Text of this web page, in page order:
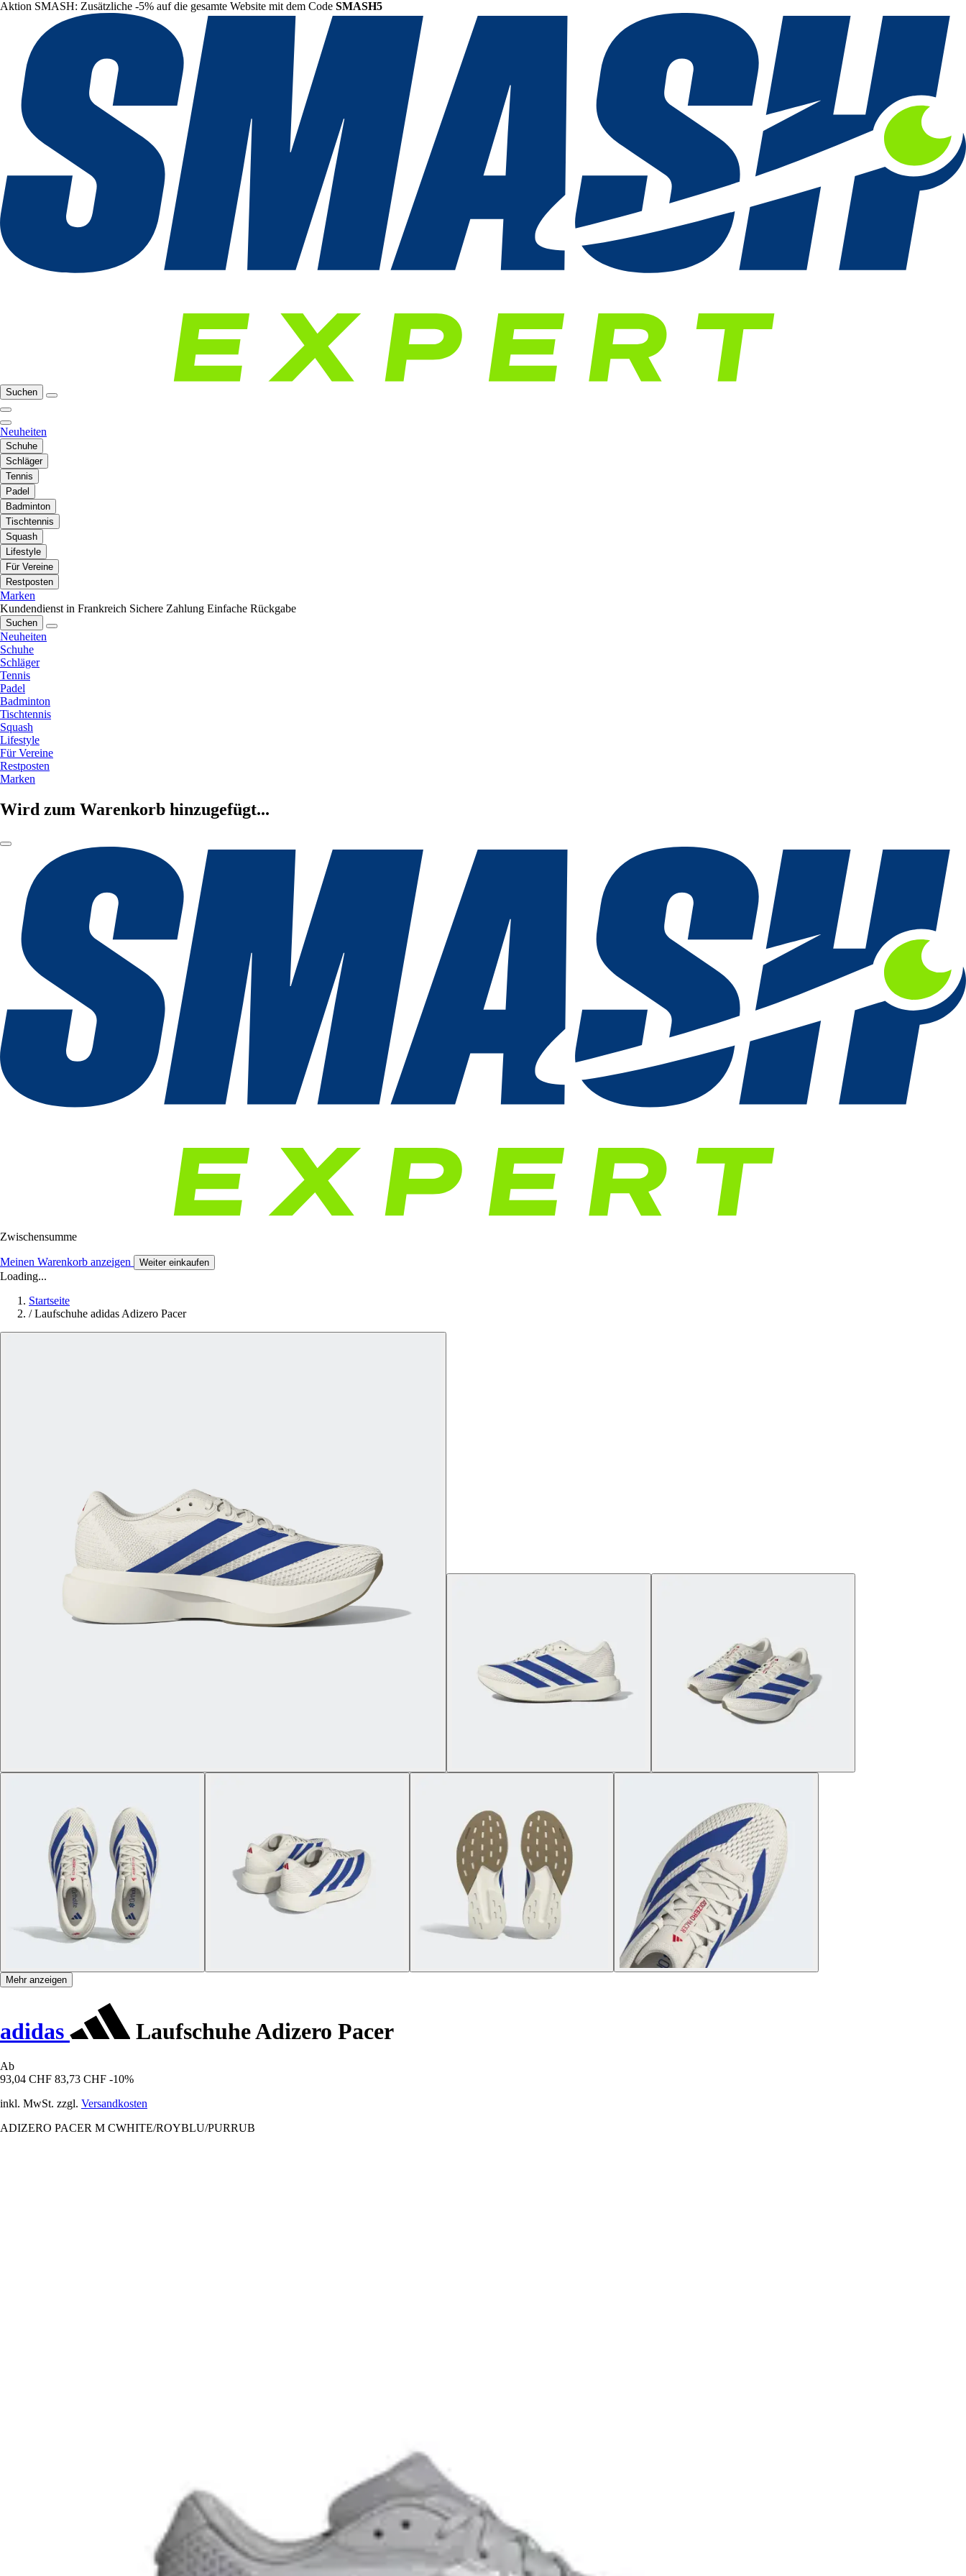
Aktion SMASH: Zusätzliche -5% auf die gesamte Website mit dem Code SMASH5
Suchen
Neuheiten
Schuhe
Schläger
Tennis
Padel
Badminton
Tischtennis
Squash
Lifestyle
Für Vereine
Restposten
Marken
Kundendienst in Frankreich Sichere Zahlung Einfache Rückgabe
Suchen
Neuheiten
Schuhe
Schläger
Tennis
Padel
Badminton
Tischtennis
Squash
Lifestyle
Für Vereine
Restposten
Marken
Wird zum Warenkorb hinzugefügt...
Zwischensumme
Meinen Warenkorb anzeigen Weiter einkaufen
Loading...
Startseite
/ Laufschuhe adidas Adizero Pacer
Mehr anzeigen
adidas Laufschuhe Adizero Pacer
Ab
93,04 CHF 83,73 CHF -10%
inkl. MwSt. zzgl. Versandkosten
ADIZERO PACER M CWHITE/ROYBLU/PURRUB